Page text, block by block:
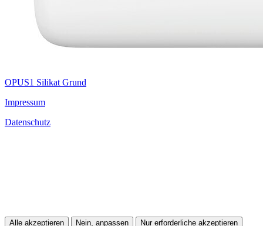
OPUS1 Silikat Grund
Impressum
Datenschutz
Alle akzeptieren Nein, anpassen Nur erforderliche akzeptieren